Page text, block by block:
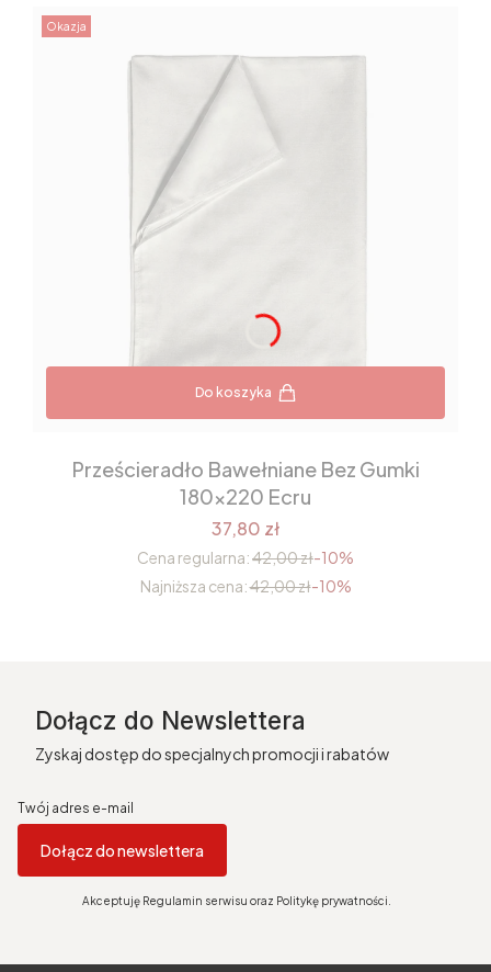
Okazja
Do koszyka
Prześcieradło Bawełniane Bez Gumki
180x220 Ecru
37,80 zł
Cena regularna:42,00 zł-10%
Najniższa cena:42,00 zł-10%
Dołącz do Newslettera
Zyskaj dostęp do specjalnych promocji i rabatów
Twój adres e-mail
Dołącz do newslettera
Akceptuję Regulamin serwisu oraz Politykę prywatności.